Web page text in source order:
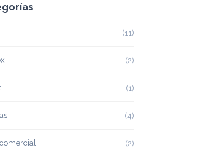
(11)
(2)
(1)
(4)
(2)